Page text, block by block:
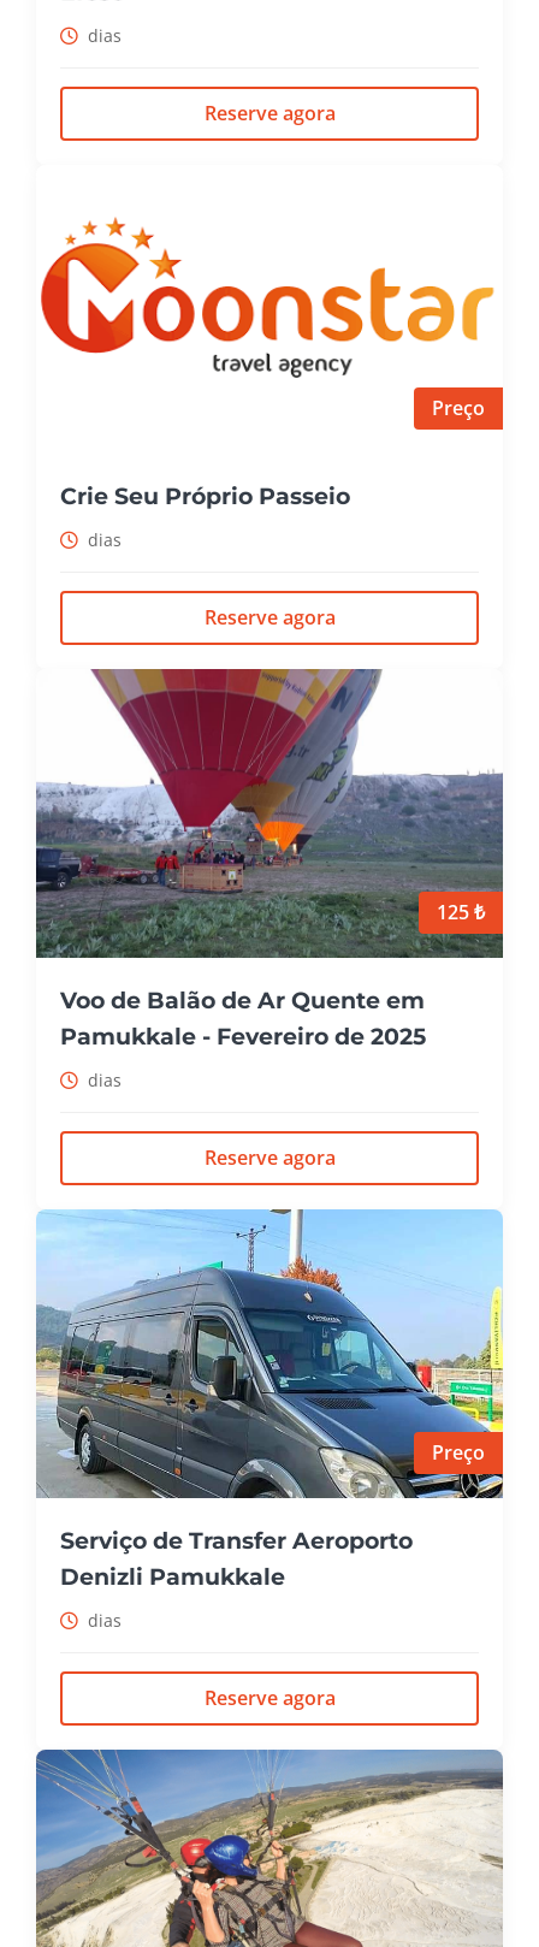
dias
Reserve agora
Preço
Crie Seu Próprio Passeio
dias
Reserve agora
125 ₺
Voo de Balão de Ar Quente em
Pamukkale - Fevereiro de 2025
dias
Reserve agora
Preço
Serviço de Transfer Aeroporto
Denizli Pamukkale
dias
Reserve agora